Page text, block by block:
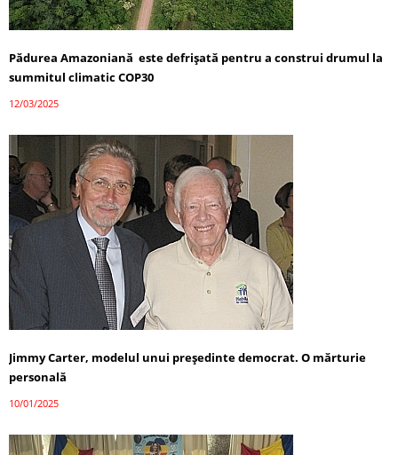
Pădurea Amazoniană este defrișată pentru a construi drumul la
summitul climatic COP30
12/03/2025
Jimmy Carter, modelul unui președinte democrat. O mărturie
personală
10/01/2025